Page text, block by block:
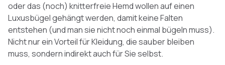
oder das (noch) knitterfreie Hemd wollen auf einen
Luxusbügel gehängt werden, damit keine Falten
entstehen (und man sie nicht noch einmal bügeln muss).
Nicht nur ein Vorteil für Kleidung, die sauber bleiben
muss, sondern indirekt auch für Sie selbst.